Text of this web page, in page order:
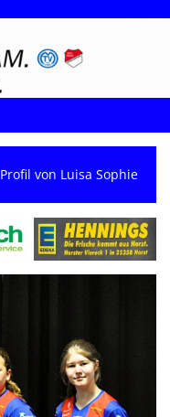
Profil von Luisa Sophie